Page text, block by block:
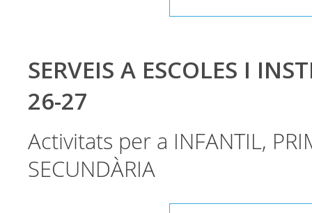
SERVEIS A ESCOLES I
26-27
Activitats per a INFANTIL,
SECUNDÀRIA